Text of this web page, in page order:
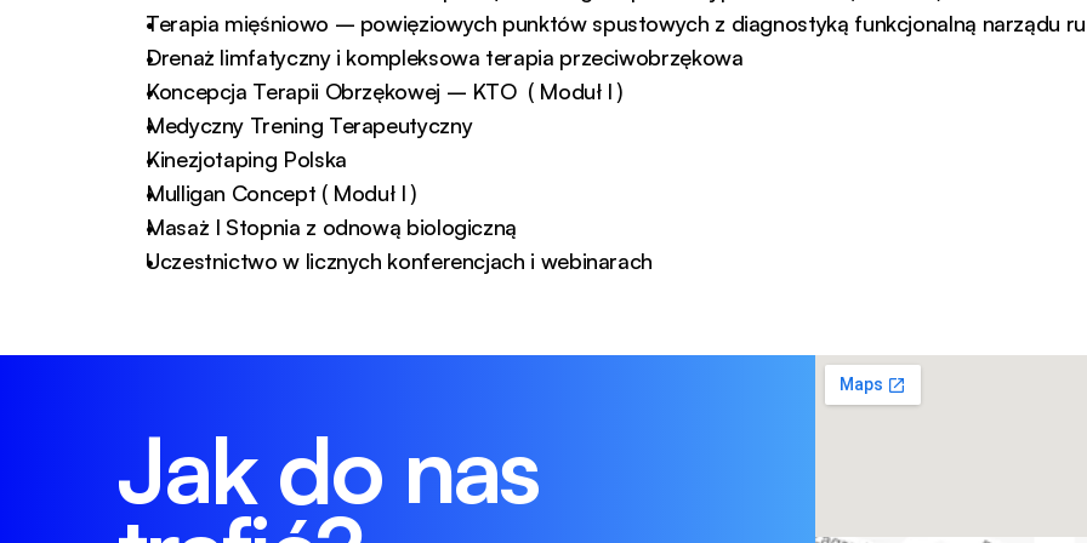
Terapia mięśniowo – powięziowych punktów spustowych z diagnostyką funkcjonalną narządu
Drenaż limfatyczny i kompleksowa terapia przeciwobrzękowa
Koncepcja Terapii Obrzękowej – KTO  ( Moduł I )
Medyczny Trening Terapeutyczny
Kinezjotaping Polska
Mulligan Concept ( Moduł I )
Masaż I Stopnia z odnową biologiczną
Uczestnictwo w licznych konferencjach i webinarach
Jak do nas